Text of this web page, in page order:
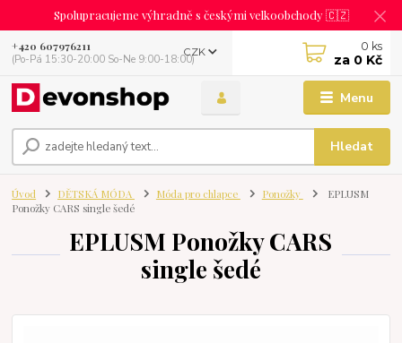
Spolupracujeme výhradně s českými velkoobchody 🇨🇿
Menu
CZK
Hledat
+420 607976211
(Po-Pá 15:30-20:00 So-Ne 9:00-18:00)
0 ks
za 0 Kč
Úvod DĚTSKÁ MÓDA Móda pro chlapce Ponožky
EPLUSM
Ponožky CARS single šedé
EPLUSM Ponožky CARS
single šedé